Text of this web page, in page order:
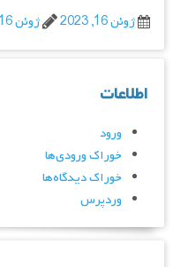
ژوئن 16, 2023
ژوئن 16, 2023
اطلاعات
ورود
خوراک ورودی‌ها
خوراک دیدگاه‌ها
وردپرس